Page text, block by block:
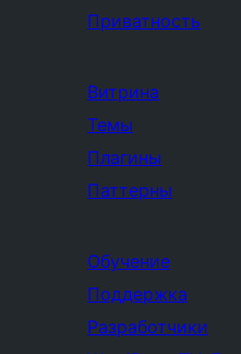
Приватность
Витрина
Темы
Плагины
Паттерны
Обучение
Поддержка
Разработчики